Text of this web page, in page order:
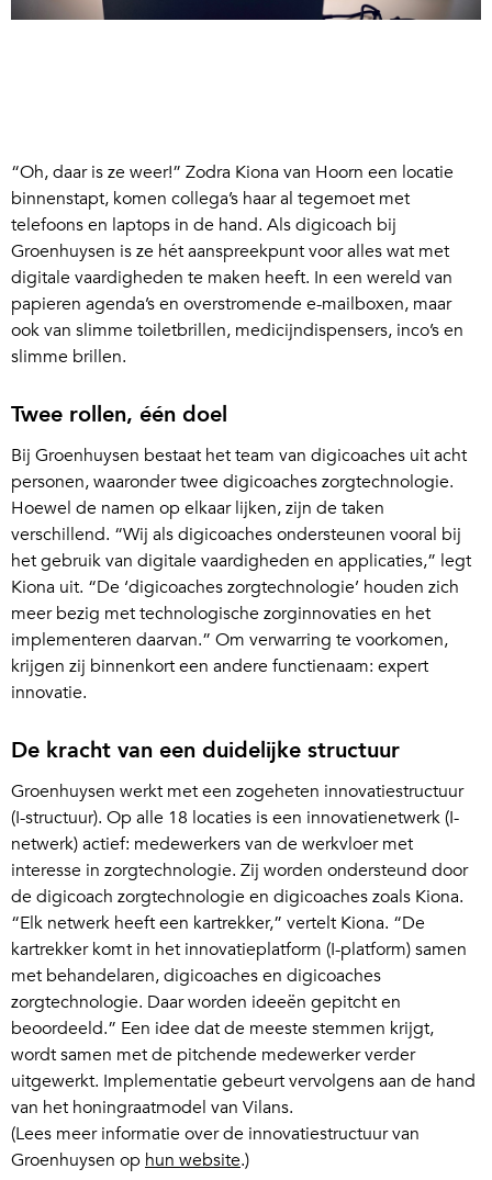
“Oh, daar is ze weer!” Zodra Kiona van Hoorn een locatie
binnenstapt, komen collega’s haar al tegemoet met
telefoons en laptops in de hand. Als digicoach bij
Groenhuysen is ze hét aanspreekpunt voor alles wat met
digitale vaardigheden te maken heeft. In een wereld van
papieren agenda’s en overstromende e-mailboxen, maar
ook van slimme toiletbrillen, medicijndispensers, inco’s en
slimme brillen.
Twee rollen, één doel
Bij Groenhuysen bestaat het team van digicoaches uit acht
personen, waaronder twee digicoaches zorgtechnologie.
Hoewel de namen op elkaar lijken, zijn de taken
verschillend. “Wij als digicoaches ondersteunen vooral bij
het gebruik van digitale vaardigheden en applicaties,” legt
Kiona uit. “De ‘digicoaches zorgtechnologie’ houden zich
meer bezig met technologische zorginnovaties en het
implementeren daarvan.” Om verwarring te voorkomen,
krijgen zij binnenkort een andere functienaam: expert
innovatie.
De kracht van een duidelijke structuur
Groenhuysen werkt met een zogeheten innovatiestructuur
(I-structuur). Op alle 18 locaties is een innovatienetwerk (I-
netwerk) actief: medewerkers van de werkvloer met
interesse in zorgtechnologie. Zij worden ondersteund door
de digicoach zorgtechnologie en digicoaches zoals Kiona.
“Elk netwerk heeft een kartrekker,” vertelt Kiona. “De
kartrekker komt in het innovatieplatform (I-platform) samen
met behandelaren, digicoaches en digicoaches
zorgtechnologie. Daar worden ideeën gepitcht en
beoordeeld.” Een idee dat de meeste stemmen krijgt,
wordt samen met de pitchende medewerker verder
uitgewerkt. Implementatie gebeurt vervolgens aan de hand
van het honingraatmodel van Vilans.
(Lees meer informatie over de innovatiestructuur van
Groenhuysen op hun website.)